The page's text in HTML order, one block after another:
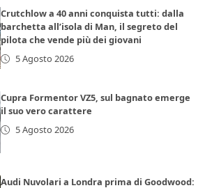
Crutchlow a 40 anni conquista tutti: dalla
barchetta all’isola di Man, il segreto del
pilota che vende più dei giovani
5 Agosto 2026
Cupra Formentor VZ5, sul bagnato emerge
il suo vero carattere
5 Agosto 2026
Audi Nuvolari a Londra prima di Goodwood: